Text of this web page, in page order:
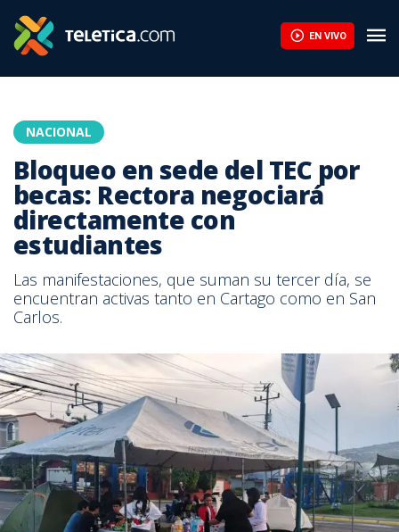
EN VIVO
NACIONAL
Bloqueo en sede del TEC por
becas: Rectora negociará
directamente con
estudiantes
Las manifestaciones, que suman su tercer día, se
encuentran activas tanto en Cartago como en San
Carlos.